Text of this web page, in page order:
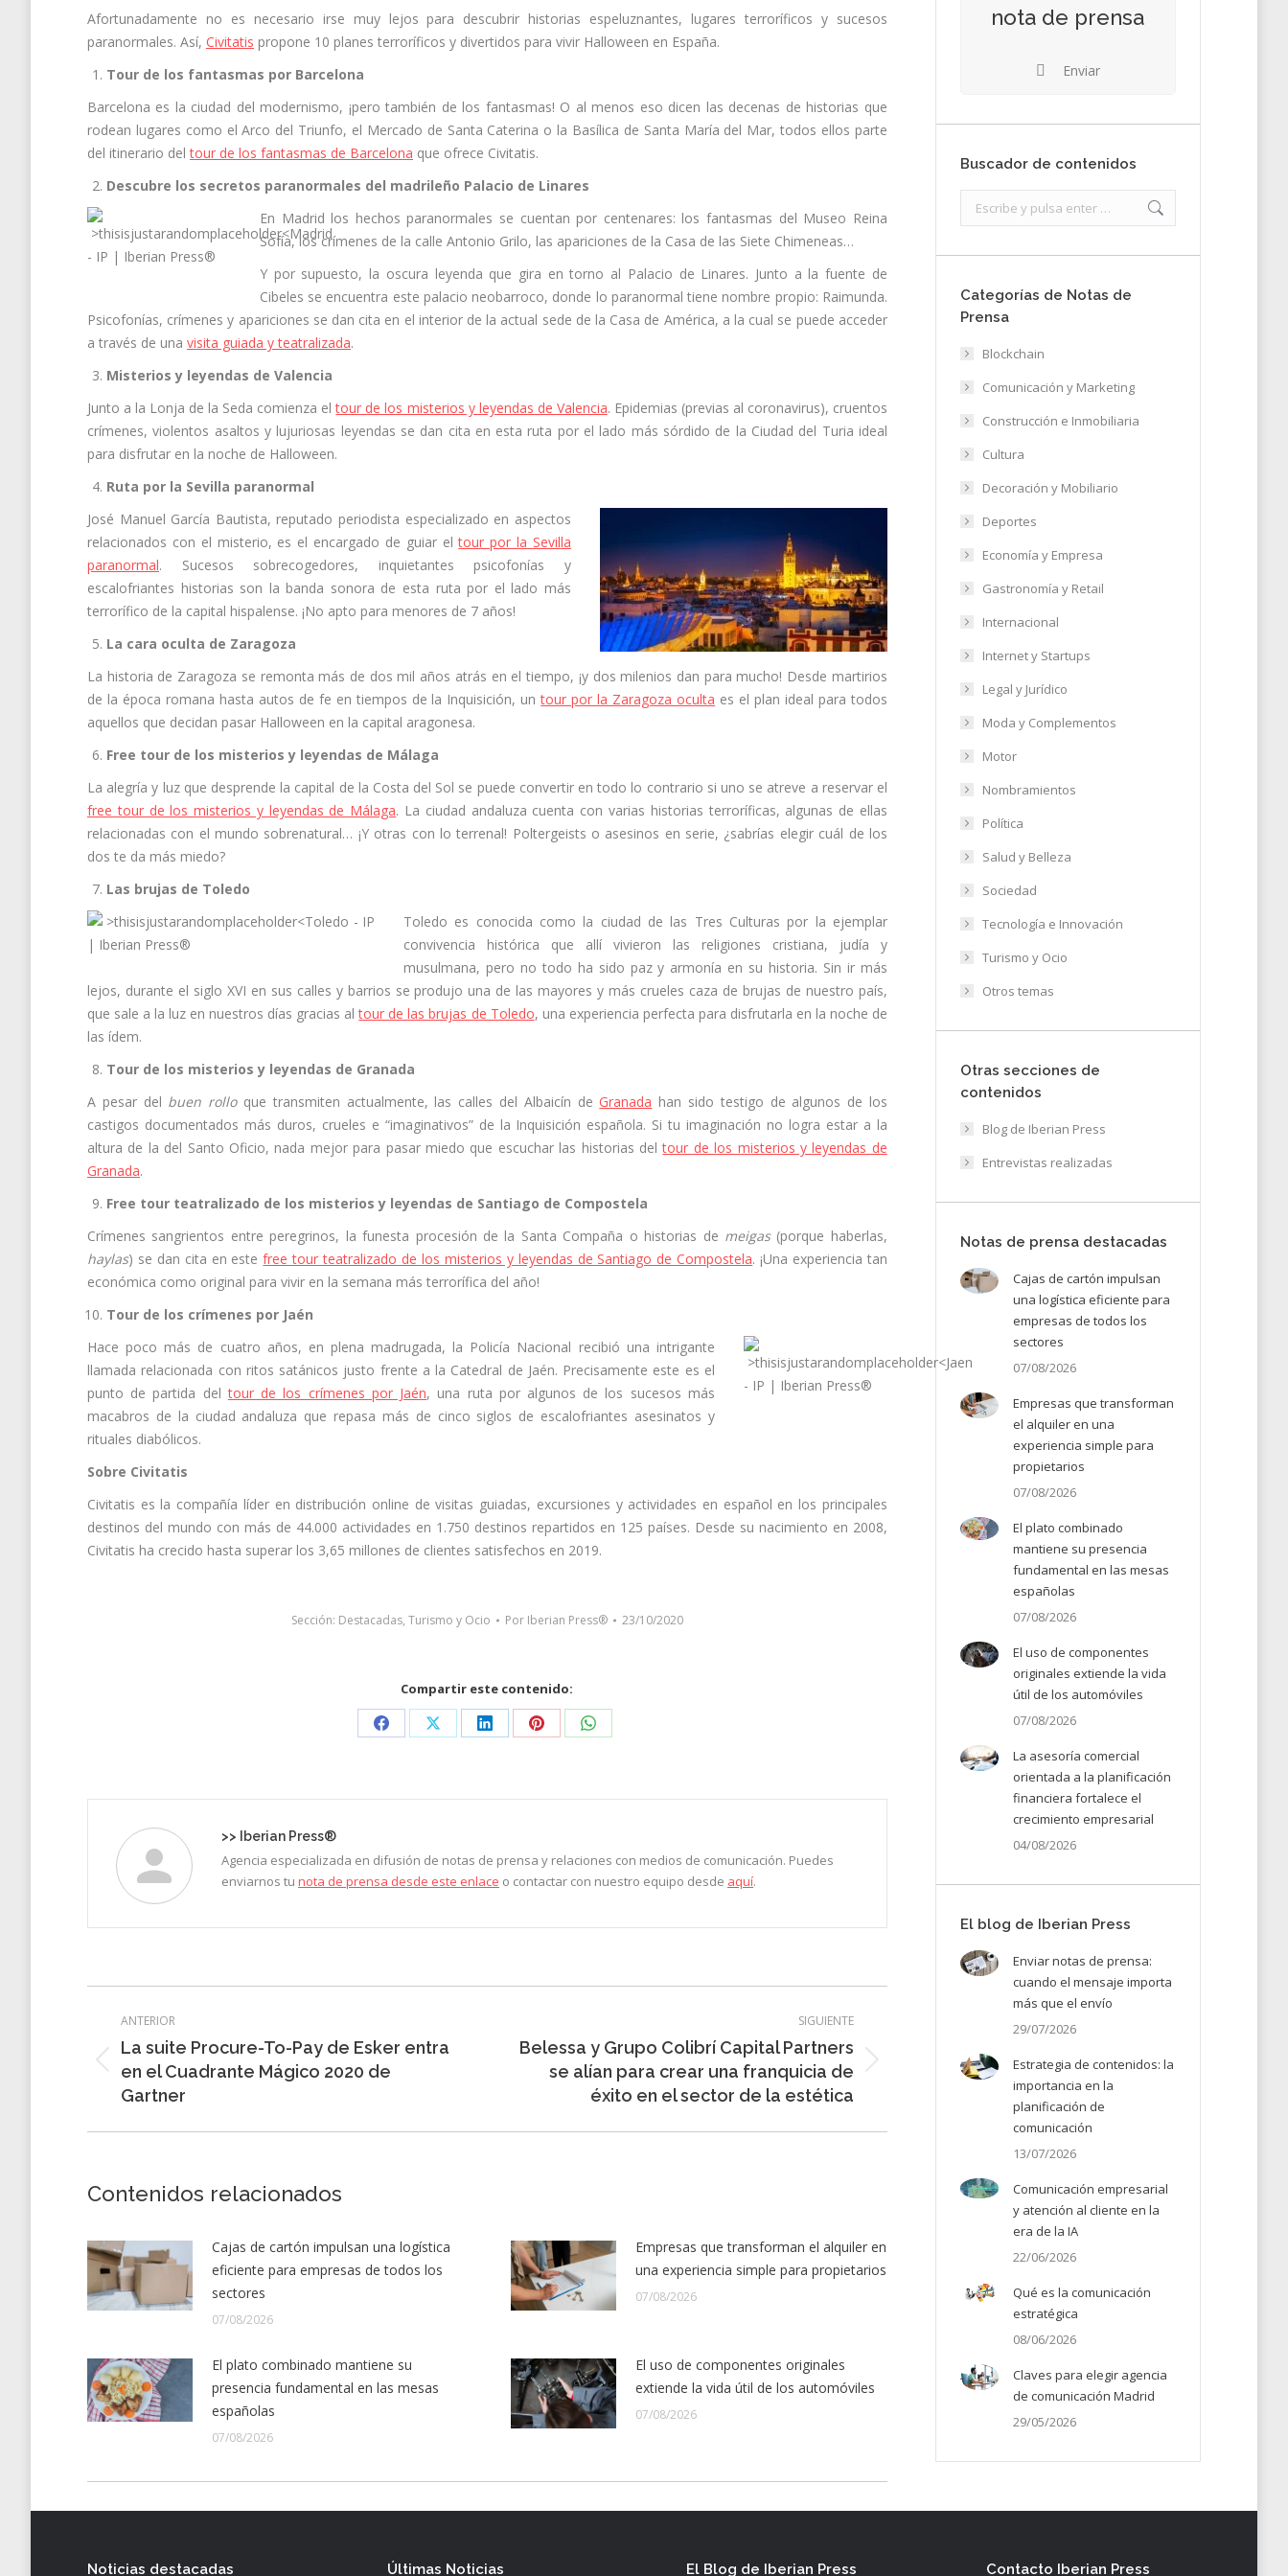
Afortunadamente no es necesario irse muy lejos para descubrir historias espeluznantes, lugares terroríficos y sucesos
paranormales. Así, Civitatis propone 10 planes terroríficos y divertidos para vivir Halloween en España.
Tour de los fantasmas por Barcelona
Barcelona es la ciudad del modernismo, ¡pero también de los fantasmas! O al menos eso dicen las decenas de historias que
rodean lugares como el Arco del Triunfo, el Mercado de Santa Caterina o la Basílica de Santa María del Mar, todos ellos parte
del itinerario deltour de los fantasmas de Barcelona que ofrece Civitatis.
Descubre los secretos paranormales del madrileño Palacio de Linares
En Madrid los hechos paranormales se cuentan por centenares: los fantasmas del Museo Reina
Sofía, los crímenes de la calle Antonio Grilo, las apariciones de la Casa de las Siete Chimeneas…
Y por supuesto, la oscura leyenda que gira en torno al Palacio de Linares. Junto a la fuente de
Cibeles se encuentra este palacio neobarroco, donde lo paranormal tiene nombre propio: Raimunda.
Psicofonías, crímenes y apariciones se dan cita en el interior de la actual sede de la Casa de América, a la cual se puede acceder
a través de una visita guiada y teatralizada.
Misterios y leyendas de Valencia
Junto a la Lonja de la Seda comienza eltour de los misterios y leyendas de Valencia. Epidemias (previas al coronavirus), cruentos
crímenes, violentos asaltos y lujuriosas leyendas se dan cita en esta ruta por el lado más sórdido de la Ciudad del Turia ideal
para disfrutar en la noche de Halloween.
Ruta por la Sevilla paranormal
José Manuel García Bautista, reputado periodista especializado en aspectos
relacionados con el misterio, es el encargado de guiar eltour por la Sevilla
paranormal. Sucesos sobrecogedores, inquietantes psicofonías y
escalofriantes historias son la banda sonora de esta ruta por el lado más
terrorífico de la capital hispalense. ¡No apto para menores de 7 años!
La cara oculta de Zaragoza
La historia de Zaragoza se remonta más de dos mil años atrás en el tiempo, ¡y dos milenios dan para mucho! Desde martirios
de la época romana hasta autos de fe en tiempos de la Inquisición, untour por la Zaragoza oculta es el plan ideal para todos
aquellos que decidan pasar Halloween en la capital aragonesa.
Free tour de los misterios y leyendas de Málaga
La alegría y luz que desprende la capital de la Costa del Sol se puede convertir en todo lo contrario si uno se atreve a reservar el
free tour de los misterios y leyendas de Málaga. La ciudad andaluza cuenta con varias historias terroríficas, algunas de ellas
relacionadas con el mundo sobrenatural… ¡Y otras con lo terrenal! Poltergeists o asesinos en serie, ¿sabrías elegir cuál de los
dos te da más miedo?
Las brujas de Toledo
Toledo es conocida como la ciudad de las Tres Culturas por la ejemplar
convivencia histórica que allí vivieron las religiones cristiana, judía y
musulmana, pero no todo ha sido paz y armonía en su historia. Sin ir más
lejos, durante el siglo XVI en sus calles y barrios se produjo una de las mayores y más crueles caza de brujas de nuestro país,
que sale a la luz en nuestros días gracias altour de las brujas de Toledo, una experiencia perfecta para disfrutarla en la noche de
las ídem.
Tour de los misterios y leyendas de Granada
A pesar del buen rolloque transmiten actualmente, las calles del Albaicín de Granada han sido testigo de algunos de los
castigos documentados más duros, crueles e “imaginativos” de la Inquisición española. Si tu imaginación no logra estar a la
altura de la del Santo Oficio, nada mejor para pasar miedo que escuchar las historias deltour de los misterios y leyendas de
Granada.
Free tour teatralizado de los misterios y leyendas de Santiago de Compostela
Crímenes sangrientos entre peregrinos, la funesta procesión de la Santa Compaña o historias de meigas (porque haberlas,
haylas) se dan cita en estefree tour teatralizado de los misterios y leyendas de Santiago de Compostela. ¡Una experiencia tan
económica como original para vivir en la semana más terrorífica del año!
Tour de los crímenes por Jaén
Hace poco más de cuatro años, en plena madrugada, la Policía Nacional recibió una intrigante
llamada relacionada con ritos satánicos justo frente a la Catedral de Jaén. Precisamente este es el
punto de partida deltour de los crímenes por Jaén, una ruta por algunos de los sucesos más
macabros de la ciudad andaluza que repasa más de cinco siglos de escalofriantes asesinatos y
rituales diabólicos.
Sobre Civitatis
Civitatis es la compañía líder en distribución online de visitas guiadas, excursiones y actividades en español en los principales
destinos del mundo con más de 44.000 actividades en 1.750 destinos repartidos en 125 países. Desde su nacimiento en 2008,
Civitatis ha crecido hasta superar los 3,65 millones de clientes satisfechos en 2019.
Sección: Destacadas, Turismo y Ocio Por Iberian Press® 23/10/2020
Compartir este contenido:
Share
Facebook
Share
X
Share
LinkedIn
Share
Pinterest
Share
WhatsApp
>> Iberian Press®
Agencia especializada en difusión de notas de prensa y relaciones con medios de comunicación. Puedes
enviarnos tu nota de prensa desde este enlace o contactar con nuestro equipo desde aquí.
entre
entradas
ANTERIOR
Entrada
anterior:
La suite Procure-To-Pay de Esker entra
en el Cuadrante Mágico 2020 de
Gartner
SIGUIENTE
Entrada
Belessa y Grupo Colibrí Capital Partners
se alían para crear una franquicia de
éxito en el sector de la estética
Contenidos relacionados
Cajas de cartón impulsan una logística
eficiente para empresas de todos los
sectores
07/08/2026
Empresas que transforman el alquiler en
una experiencia simple para propietarios
07/08/2026
El plato combinado mantiene su
presencia fundamental en las mesas
españolas
07/08/2026
El uso de componentes originales
extiende la vida útil de los automóviles
07/08/2026
nota de prensa
Enviar
Buscador de contenidos
Categorías de Notas de
Prensa
Blockchain
Comunicación y Marketing
Construcción e Inmobiliaria
Cultura
Decoración y Mobiliario
Deportes
Economía y Empresa
Gastronomía y Retail
Internacional
Internet y Startups
Legal y Jurídico
Moda y Complementos
Motor
Nombramientos
Política
Salud y Belleza
Sociedad
Tecnología e Innovación
Turismo y Ocio
Otros temas
Otras secciones de
contenidos
Blog de Iberian Press
Entrevistas realizadas
Notas de prensa destacadas
Cajas de cartón impulsan
una logística eficiente para
empresas de todos los
sectores
07/08/2026
Empresas que transforman
el alquiler en una
experiencia simple para
propietarios
07/08/2026
El plato combinado
mantiene su presencia
fundamental en las mesas
españolas
07/08/2026
El uso de componentes
originales extiende la vida
útil de los automóviles
07/08/2026
La asesoría comercial
orientada a la planificación
financiera fortalece el
crecimiento empresarial
04/08/2026
El blog de Iberian Press
Enviar notas de prensa:
cuando el mensaje importa
más que el envío
29/07/2026
Estrategia de contenidos: la
importancia en la
planificación de
comunicación
13/07/2026
Comunicación empresarial
y atención al cliente en la
era de la IA
22/06/2026
Qué es la comunicación
estratégica
08/06/2026
Claves para elegir agencia
de comunicación Madrid
29/05/2026
Noticias destacadas Últimas Noticias El Blog de Iberian Press Contacto Iberian Press